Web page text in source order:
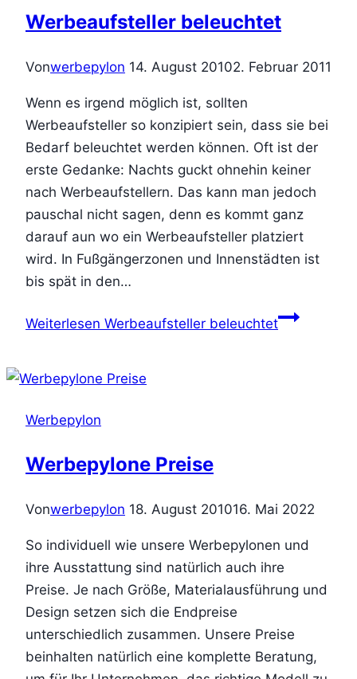
Werbeaufsteller beleuchtet
Vonwerbepylon 14. August 20102. Februar 2011
Wenn es irgend möglich ist, sollten
Werbeaufsteller so konzipiert sein, dass sie bei
Bedarf beleuchtet werden können. Oft ist der
erste Gedanke: Nachts guckt ohnehin keiner
nach Werbeaufstellern. Das kann man jedoch
pauschal nicht sagen, denn es kommt ganz
darauf aun wo ein Werbeaufsteller platziert
wird. In Fußgängerzonen und Innenstädten ist
bis spät in den…
Weiterlesen Werbeaufsteller beleuchtet
Werbepylon
Werbepylone Preise
Vonwerbepylon 18. August 201016. Mai 2022
So individuell wie unsere Werbepylonen und
ihre Ausstattung sind natürlich auch ihre
Preise. Je nach Größe, Materialausführung und
Design setzen sich die Endpreise
unterschiedlich zusammen. Unsere Preise
beinhalten natürlich eine komplette Beratung,